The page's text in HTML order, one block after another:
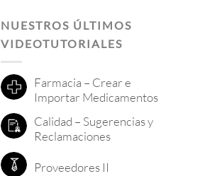
NUESTROS ÚLTIMOS
VIDEOTUTORIALES
Farmacia – Crear e
Importar Medicamentos
Calidad – Sugerencias y
Reclamaciones
Proveedores II